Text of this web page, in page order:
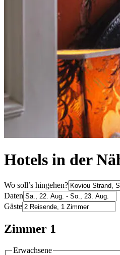
Hotels in der
Wo soll’s hingehen?
Daten
Gäste
Zimmer 1
Erwachsene